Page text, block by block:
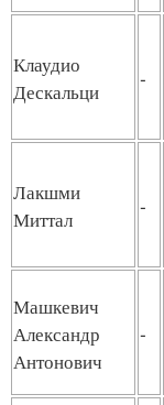
Клаудио
Дескальци
-
Лакшми
Миттал
-
Машкевич
Александр
Антонович
-